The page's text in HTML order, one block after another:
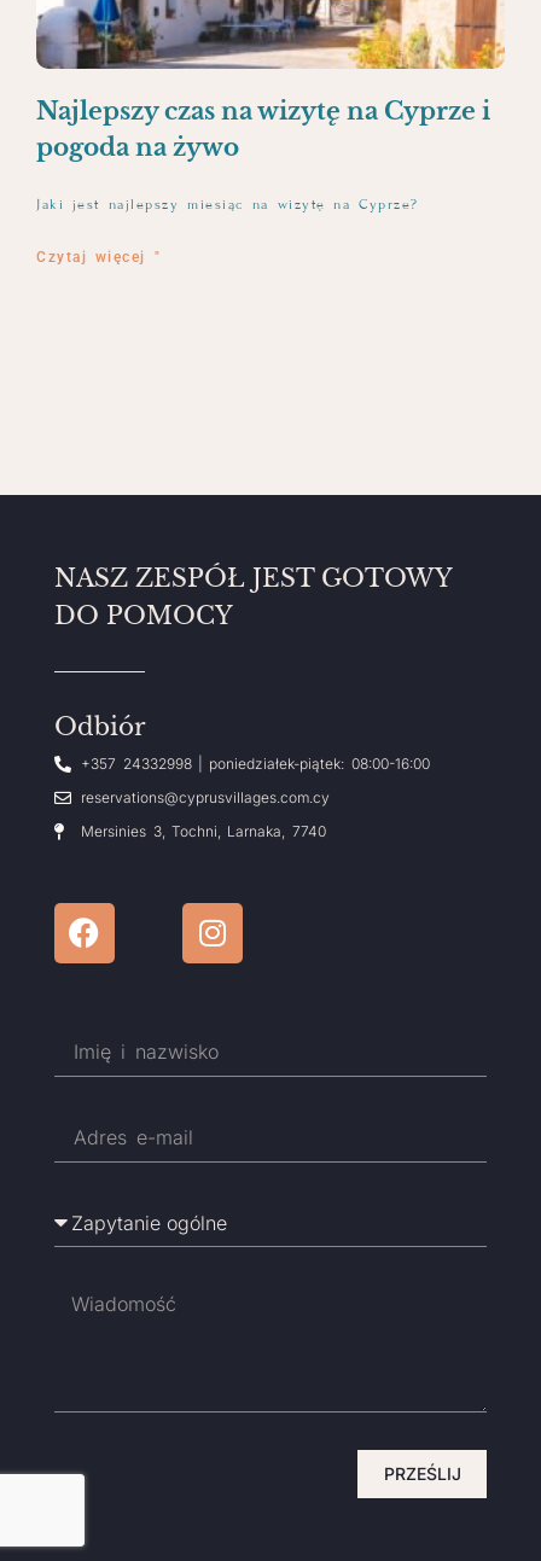
Najlepszy czas na wizytę na Cyprze i
pogoda na żywo
Jaki jest najlepszy miesiąc na wizytę na Cyprze?
Czytaj więcej "
NASZ ZESPÓŁ JEST GOTOWY
DO POMOCY
Odbiór
+357 24332998 | poniedziałek-piątek: 08:00-16:00
reservations@cyprusvillages.com.cy
Mersinies 3, Tochni, Larnaka, 7740
PRZEŚLIJ